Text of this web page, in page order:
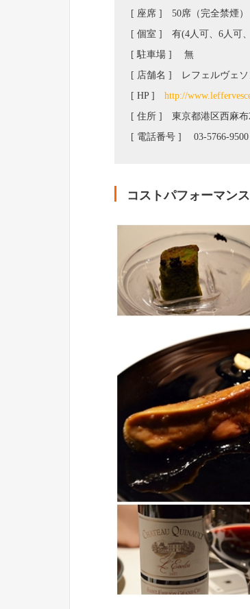
[ 座席 ] 50席（完全禁煙）
[ 個室 ] 有(4人可、6人可
[ 駐車場 ] 無
[ 店舗名 ] レフェルヴェソ
[ HP ] http://
[ 住所 ] 東京都港区西麻布
[ 電話番号 ] 03-5766-9500
コストパフォーマン